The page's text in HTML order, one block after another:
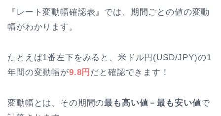
『レート変動幅確認表』では、期間ごとの値の変動
幅がわかります。
たとえば1番左下をみると、米ドル円(USD/JPY)の1
年間の変動幅が9.8円 だと確認できます！
変動幅とは、その期間の最も高い値－最も安い値で